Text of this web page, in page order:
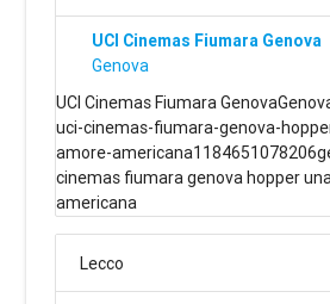
UCI Cinemas Fiumara Genova
Genova
UCI Cinemas Fiumara
uci-cinemas-fiumara-genova-
amore-
cinemas fiumara genova hopper
americana
Lecco